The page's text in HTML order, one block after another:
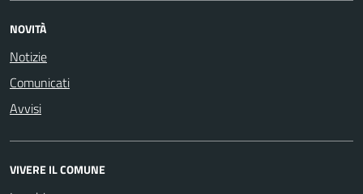
NOVITÀ
Notizie
Comunicati
Avvisi
VIVERE IL COMUNE